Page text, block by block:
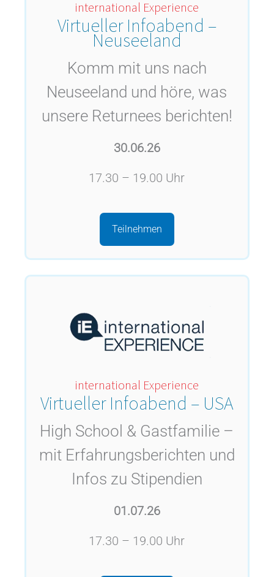
international Experience
Virtueller Infoabend –
Neuseeland
Komm mit uns nach
Neuseeland und höre, was
unsere Returnees berichten!
30.06.26
17.30 – 19.00 Uhr
Teilnehmen
international Experience
Virtueller Infoabend – USA
High School & Gastfamilie –
mit Erfahrungsberichten und
Infos zu Stipendien
01.07.26
17.30 – 19.00 Uhr